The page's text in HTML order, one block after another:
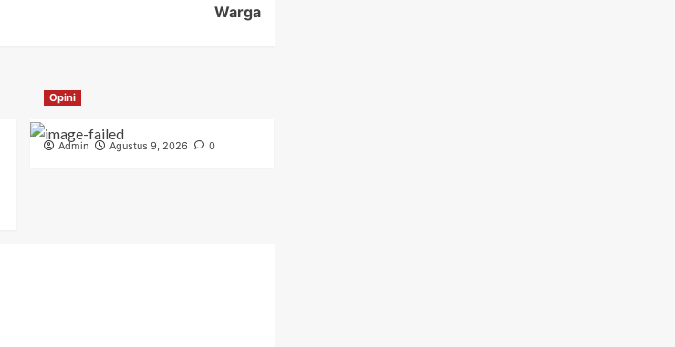
Warga
Opini
Admin Agustus 9, 2026 0